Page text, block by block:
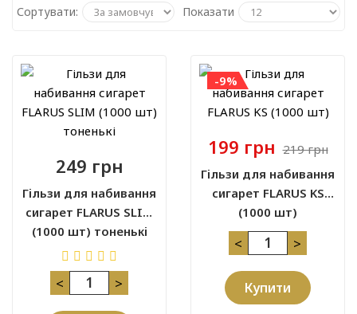
Сортувати: Показати
249 грн
Гільзи для набивання
сигарет FLARUS SLIM
(1000 шт) тоненькі
< >
-9%
199 грн 219 грн
Гільзи для набивання
сигарет FLARUS KS
(1000 шт)
< >
Купити